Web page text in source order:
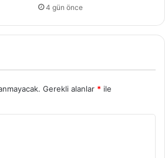
4 gün önce
Gerekli alanlar * ile